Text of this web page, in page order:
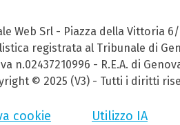
Web Srl - Piazza della Vittoria
registrata al Tribunale di
- R.E.A. di
© 2025 (V3) - Tutti i diritti
cookie Utilizzo IA